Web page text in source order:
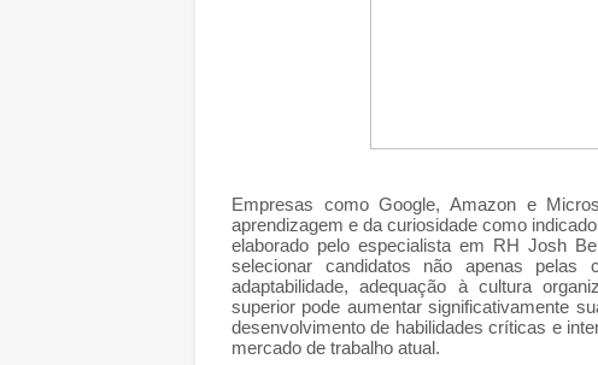
Empresas como Google, Amazon e
aprendizagem e da curiosidade como
elaborado pelo especialista em RH Josh
selecionar candidatos não apenas
adaptabilidade, adequação à cultura
superior pode aumentar significativamente
desenvolvimento de habilidades críticas e
mercado de trabalho atual.